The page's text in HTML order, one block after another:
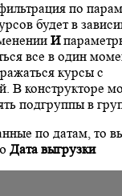
по
будет в
И
все в один
курсы с
В конструкторе
подгруппы в
по датам, то
Дата выгрузки